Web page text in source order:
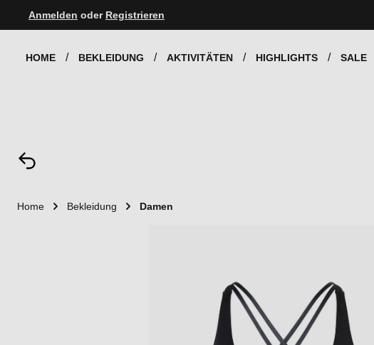
Hauptnavigation springen
Anmelden oder Registrieren
HOME BEKLEIDUNG AKTIVITÄTEN HIGHLIGHTS SALE
Home Bekleidung Damen